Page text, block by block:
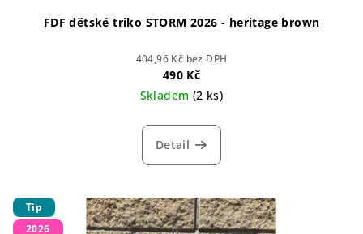
FDF dětské triko STORM 2026 - heritage brown
404,96 Kč bez DPH
490 Kč
Skladem (2 ks)
Detail
Tip
2026